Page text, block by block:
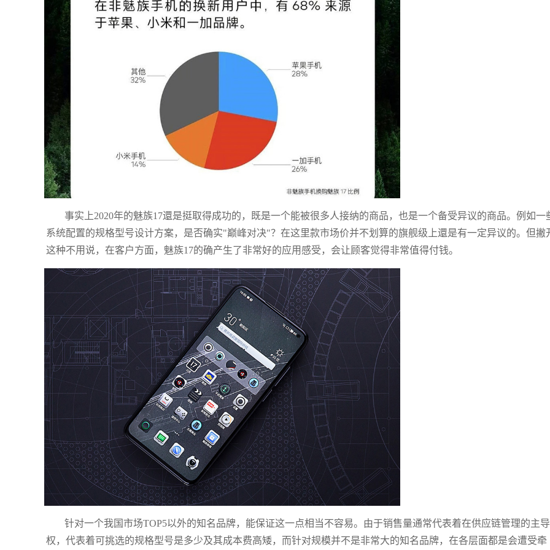
事实上2020年的魅族17還是挺取得成功的，既是一个能被很多人接纳的商品，也是一个备受异议的商品。例如一
系统配置的规格型号设计方案，是否确实"巅峰对决"？在这里款市场价并不划算的旗舰级上還是有一定异议的。但撇
这种不用说，在客户方面，魅族17的确产生了非常好的应用感受，会让顾客觉得非常值得付钱。
针对一个我国市场TOP5以外的知名品牌，能保证这一点相当不容易。由于销售量通常代表着在供应链管理的主导
权，代表着可挑选的规格型号是多少及其成本费高矮，而针对规模并不是非常大的知名品牌，在各层面都是会遭受牵